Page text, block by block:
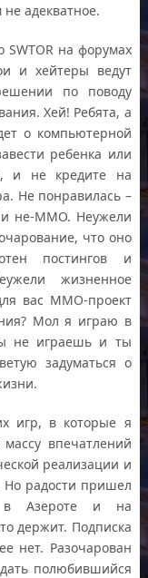
адекватное.
SWTOR на форумах
и хейтеры ведут
по поводу
Хей! Ребята, а
о компьютерной
ребенка или
и не кредите на
Не понравилась –
и не-ММО. Неужели
что оно
постингов и
жизненное
вас ММО-проект
Мол я играю в
не играешь и ты
задуматься о
игр, в которые я
впечатлений
реализации и
радости пришел
в Азероте и на
держит. Подписка
нет. Разочарован
полюбившийся